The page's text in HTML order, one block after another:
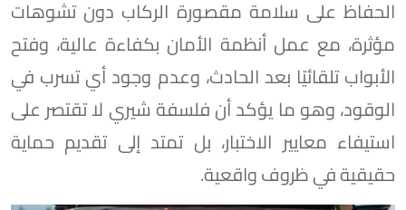
الحفاظ على سلامة مقصورة الركاب دون تشوهات
مؤثرة، مع عمل أنظمة الأمان بكفاءة عالية، وفتح
الأبواب تلقائيًا بعد الحادث، وعدم وجود أي تسرب في
الوقود، وهو ما يؤكد أن فلسفة شيري لا تقتصر على
استيفاء معايير الاختبار، بل تمتد إلى تقديم حماية
حقيقية في ظروف واقعية.